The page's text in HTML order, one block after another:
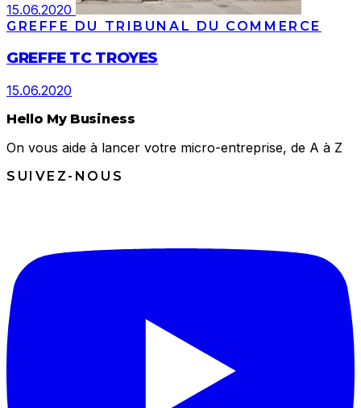
15.06.2020
GREFFE DU TRIBUNAL DU COMMERCE
GREFFE TC TROYES
15.06.2020
Hello My Business
On vous aide à lancer votre micro-entreprise, de A à Z
SUIVEZ-NOUS